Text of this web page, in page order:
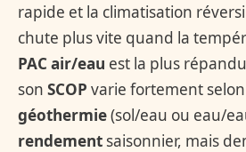
rapide et la climatisation
chute plus vite quand la
PAC air/eau est la plus
son SCOP varie fortement selon
géothermie(sol/eau ou eau/
rendement saisonnier, mais